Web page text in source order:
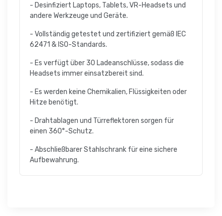
- Desinfiziert Laptops, Tablets, VR-Headsets und
andere Werkzeuge und Geräte.
- Vollständig getestet und zertifiziert gemäß IEC
62471 & ISO-Standards.
- Es verfügt über 30 Ladeanschlüsse, sodass die
Headsets immer einsatzbereit sind.
- Es werden keine Chemikalien, Flüssigkeiten oder
Hitze benötigt.
- Drahtablagen und Türreflektoren sorgen für
einen 360°-Schutz.
- Abschließbarer Stahlschrank für eine sichere
Aufbewahrung.